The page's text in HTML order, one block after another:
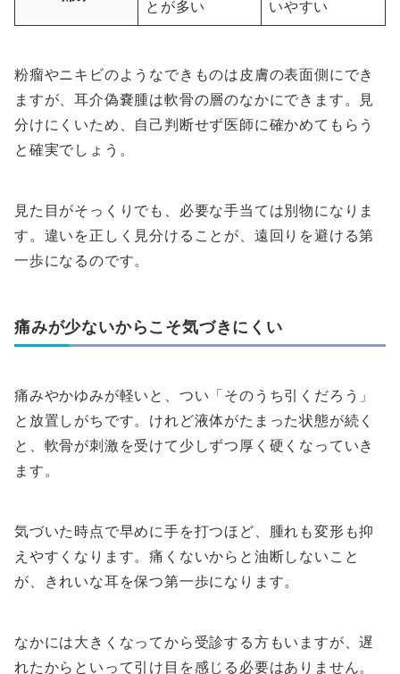
とが多い いやすい
粉瘤やニキビのようなできものは皮膚の表面側にでき
ますが、耳介偽嚢腫は軟骨の層のなかにできます。見
分けにくいため、自己判断せず医師に確かめてもらう
と確実でしょう。
見た目がそっくりでも、必要な手当ては別物になりま
す。違いを正しく見分けることが、遠回りを避ける第
一歩になるのです。
痛みが少ないからこそ気づきにくい
痛みやかゆみが軽いと、つい「そのうち引くだろう」
と放置しがちです。けれど液体がたまった状態が続く
と、軟骨が刺激を受けて少しずつ厚く硬くなっていき
ます。
気づいた時点で早めに手を打つほど、腫れも変形も抑
えやすくなります。痛くないからと油断しないこと
が、きれいな耳を保つ第一歩になります。
なかには大きくなってから受診する方もいますが、遅
れたからといって引け目を感じる必要はありません。